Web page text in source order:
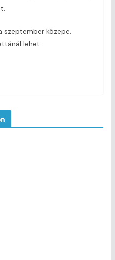
szeptember közepe.
lehet.